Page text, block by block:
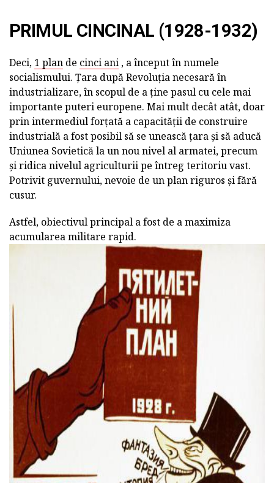
PRIMUL CINCINAL (1928-1932)
Deci, 1 plan de cinci ani , a început în numele
socialismului. Țara după Revoluția necesară în
industrializare, în scopul de a ține pasul cu cele mai
importante puteri europene. Mai mult decât atât, doar
prin intermediul forțată a capacității de construire
industrială a fost posibil să se unească țara și să aducă
Uniunea Sovietică la un nou nivel al armatei, precum
și ridica nivelul agriculturii pe întreg teritoriu vast.
Potrivit guvernului, nevoie de un plan riguros și fără
cusur.
Astfel, obiectivul principal a fost de a maximiza
acumularea militare rapid.